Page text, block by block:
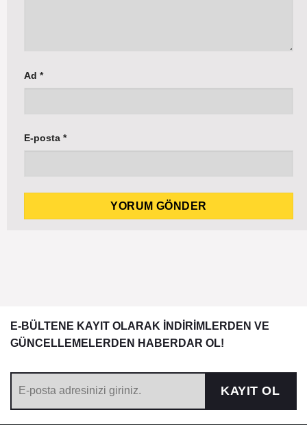
Ad *
E-posta *
E-BÜLTENE KAYIT OLARAK İNDİRİMLERDEN VE
GÜNCELLEMELERDEN HABERDAR OL!
KAYIT OL